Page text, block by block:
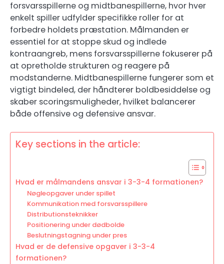
forsvarsspillerne og midtbanespillerne, hvor hver
enkelt spiller udfylder specifikke roller for at
forbedre holdets præstation. Målmanden er
essentiel for at stoppe skud og indlede
kontraangreb, mens forsvarsspillerne fokuserer på
at opretholde strukturen og reagere på
modstanderne. Midtbanespillerne fungerer som et
vigtigt bindeled, der håndterer boldbesiddelse og
skaber scoringsmuligheder, hvilket balancerer
både offensive og defensive ansvar.
Key sections in the article:
Hvad er målmandens ansvar i 3-3-4 formationen?
Nøgleopgaver under spillet
Kommunikation med forsvarsspillere
Distributionsteknikker
Positionering under dødbolde
Beslutningstagning under pres
Hvad er de defensive opgaver i 3-3-4
formationen?